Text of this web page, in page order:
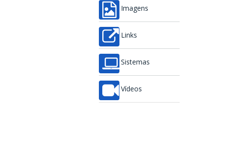
Imagens
Links
Sistemas
Vídeos